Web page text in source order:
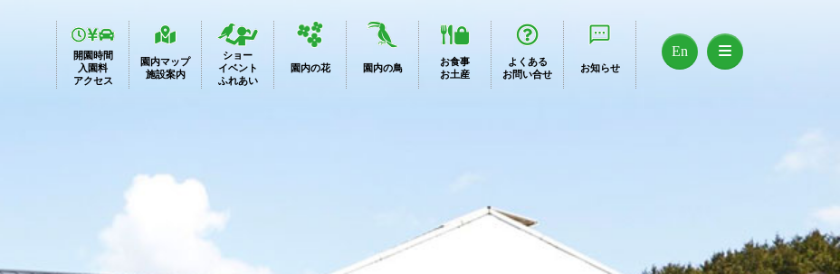
開園時間
入園料
アクセス
園内マップ
施設案内
ショー
イベント
ふれあい
園内の花 園内の鳥
お食事
お土産
よくある
お問い合せ
お知らせ
En